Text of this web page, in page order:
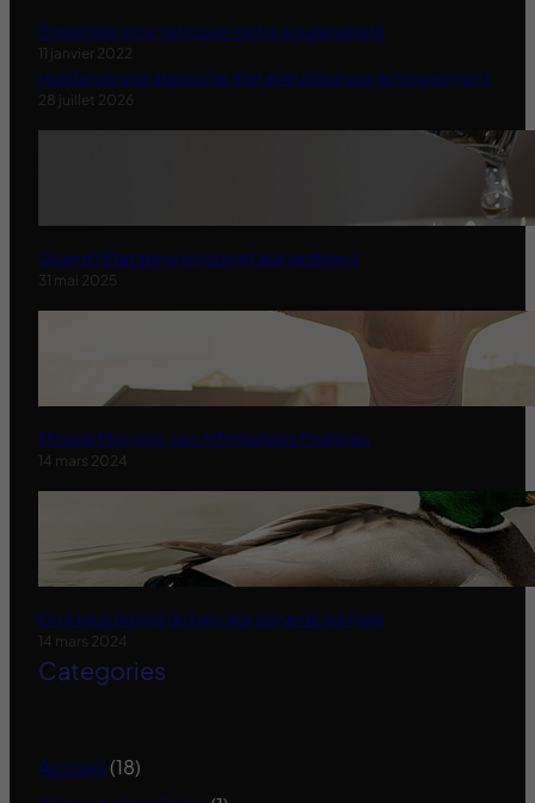
Ensemble pour retrouver notre souveraineté
11 janvier 2022
Holidanse une approche therapeutique par le mouvement
28 juillet 2026
Quand l’État serre le robinet aux jardiniers
31 mai 2025
Miracle Morning-Les Affirmations Positives
14 mars 2024
On a tous donné du pain aux canards oui mais
14 mars 2024
Categories
Accueil (18)